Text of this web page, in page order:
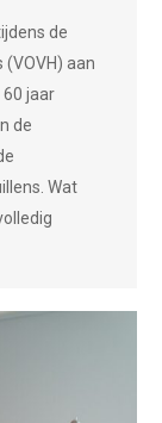
de
aan
jaar
de
Wat